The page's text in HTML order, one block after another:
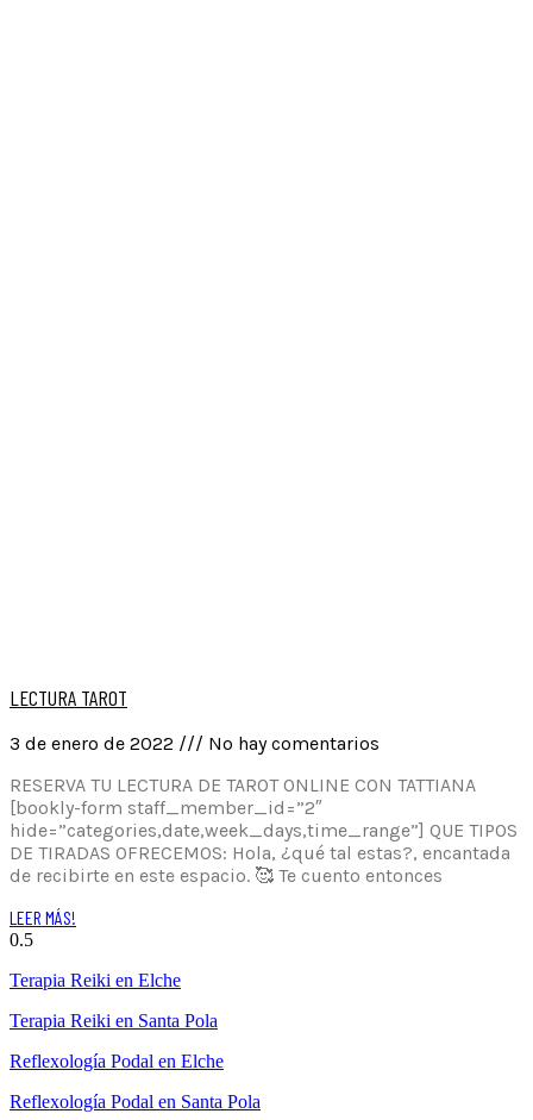
LECTURA TAROT
3 de enero de 2022
No hay comentarios
RESERVA TU LECTURA DE TAROT ONLINE CON TATTIANA
[bookly-form staff_member_id=”2″
hide=”categories,date,week_days,time_range”] QUE TIPOS
DE TIRADAS OFRECEMOS: Hola, ¿qué tal estas?, encantada
de recibirte en este espacio. 🥰 Te cuento entonces
LEER MÁS!
Terapia Reiki en Elche
Terapia Reiki en Santa Pola
Reflexología Podal en Elche
Reflexología Podal en Santa Pola